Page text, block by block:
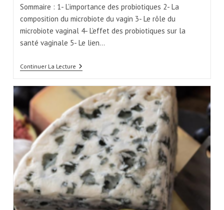
Sommaire : 1- L’importance des probiotiques 2- La
composition du microbiote du vagin 3- Le rôle du
microbiote vaginal 4- L’effet des probiotiques sur la
santé vaginale 5- Le lien…
Continuer La Lecture